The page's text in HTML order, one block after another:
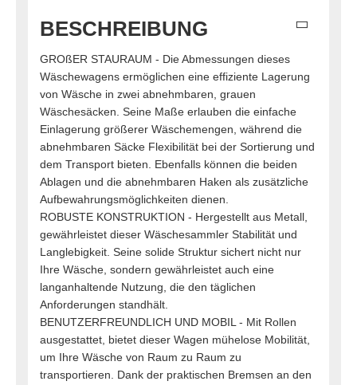
BESCHREIBUNG
GROßER STAURAUM - Die Abmessungen dieses
Wäschewagens ermöglichen eine effiziente Lagerung
von Wäsche in zwei abnehmbaren, grauen
Wäschesäcken. Seine Maße erlauben die einfache
Einlagerung größerer Wäschemengen, während die
abnehmbaren Säcke Flexibilität bei der Sortierung und
dem Transport bieten. Ebenfalls können die beiden
Ablagen und die abnehmbaren Haken als zusätzliche
Aufbewahrungsmöglichkeiten dienen.
ROBUSTE KONSTRUKTION - Hergestellt aus Metall,
gewährleistet dieser Wäschesammler Stabilität und
Langlebigkeit. Seine solide Struktur sichert nicht nur
Ihre Wäsche, sondern gewährleistet auch eine
langanhaltende Nutzung, die den täglichen
Anforderungen standhält.
BENUTZERFREUNDLICH UND MOBIL - Mit Rollen
ausgestattet, bietet dieser Wagen mühelose Mobilität,
um Ihre Wäsche von Raum zu Raum zu
transportieren. Dank der praktischen Bremsen an den